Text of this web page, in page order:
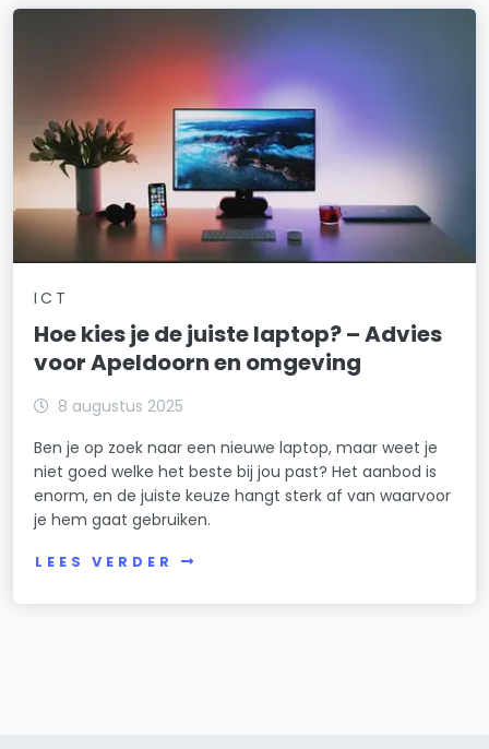
ICT
Hoe kies je de juiste laptop? – Advies
voor Apeldoorn en omgeving
8 augustus 2025
Ben je op zoek naar een nieuwe laptop, maar weet je
niet goed welke het beste bij jou past? Het aanbod is
enorm, en de juiste keuze hangt sterk af van waarvoor
je hem gaat gebruiken.
LEES VERDER